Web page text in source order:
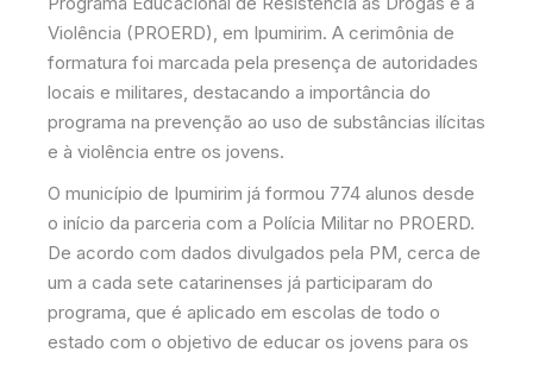
Violência (PROERD), em Ipumirim. A cerimônia de
formatura foi marcada pela presença de autoridades
locais e militares, destacando a importância do
programa na prevenção ao uso de substâncias ilícitas
e à violência entre os jovens.
O município de Ipumirim já formou 774 alunos desde
o início da parceria com a Polícia Militar no PROERD.
De acordo com dados divulgados pela PM, cerca de
um a cada sete catarinenses já participaram do
programa, que é aplicado em escolas de todo o
estado com o objetivo de educar os jovens para os